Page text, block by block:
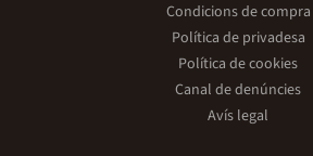
Condicions de compra
Política de privadesa
Política de cookies
Canal de denúncies
Avís legal